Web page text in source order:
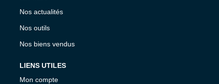
Nos actualités
Nos outils
Nos biens vendus
LIENS UTILES
Mon compte